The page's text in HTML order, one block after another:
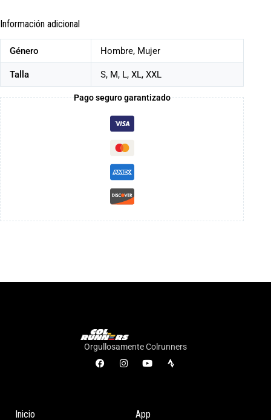
Información adicional
Género Hombre, Mujer
Talla S, M, L, XL, XXL
Pago seguro garantizado
Orgullosamente Colrunners
Inicio App